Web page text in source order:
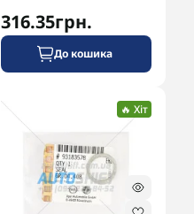
316.35грн.
До кошика
🔥 Хіт